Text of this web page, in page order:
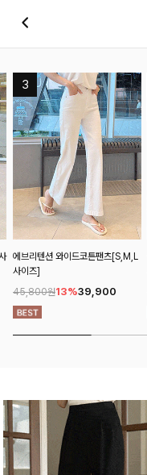
에브리텐션 와이드코튼팬츠[S,M,L
사이즈]
45,800원13%39,900